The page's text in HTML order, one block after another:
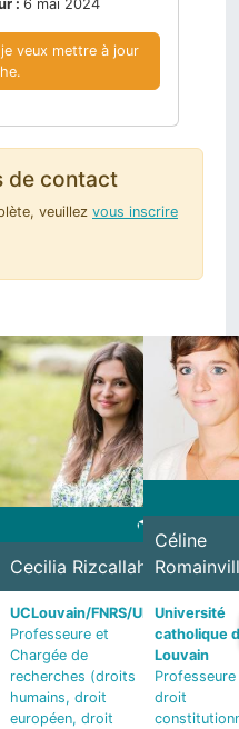
: 6 mai 2024
veux mettre à jour
de contact
veuillez vous inscrire
Cecilia Rizcallah
UCLouvain/FNRS/ULB
Professeure et
Chargée de
recherches (droits
humains, droit
européen, droit
Céline
Université
catholique
Louvain
Professeure
droit
recherche et
Marie-Sophie de
Clippele
UCLouvain Saint-
Bruxelles
Professeure